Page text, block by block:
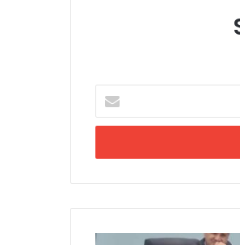
e
i
E
O